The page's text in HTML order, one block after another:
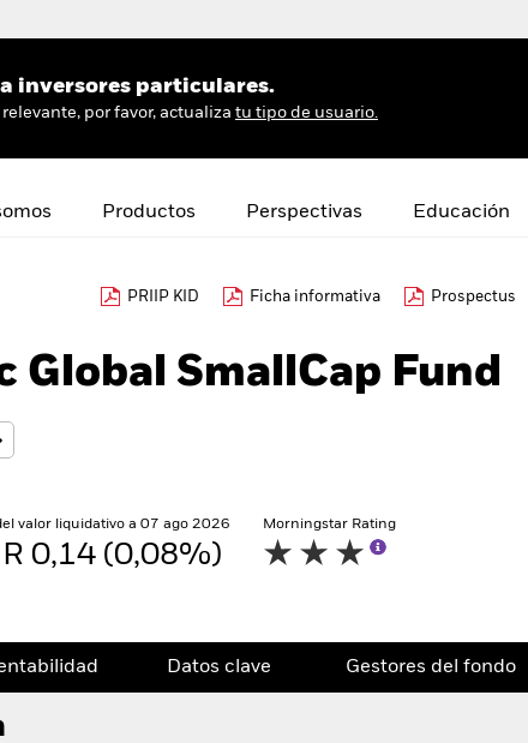
inversores particulares.
por favor, actualiza tu tipo de usuario.
Productos Perspectivas Educación
PRIIP KID Ficha informativa Prospectus
Global SmallCap Fund
valor liquidativo a 07 ago 2026
0,14 (0,08%)
Morningstar Rating
Datos clave Gestores del fondo